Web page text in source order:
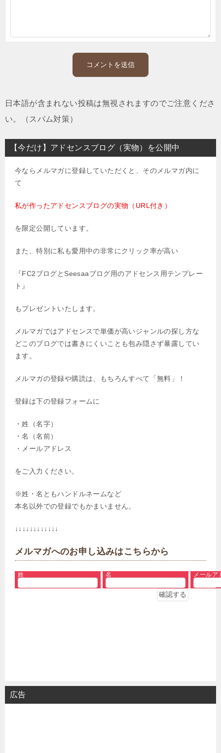
日本語が含まれない投稿は無視されますのでご注意くださ
い。（スパム対策）
【今だけ】アドセンスブログ（実物）を公開中
今ならメルマガに登録していただくと、そのメルマガ内に
て
私が作ったアドセンスブログの実物（URL付き）
を限定公開しています。
また、特別に私も愛用中の非常にクリック率が高い
『FC2ブログとSeesaaブログ用のアドセンス用テンプレー
ト』
もプレゼントいたします。
メルマガではアドセンスで単価が高いジャンルの探し方な
どこのブログでは書きにくいことも包み隠さず暴露してい
ます。
メルマガの登録や購読は、もちろんすべて「無料」！
登録は下の登録フォームに
・姓（名字）
・名（名前）
・メールアドレス
をご入力ください。
※姓・名ともハンドルネームなど
本名以外での登録でもかまいません。
↓↓↓↓↓↓↓↓↓↓↓↓
メルマガへのお申し込みはこちらから
姓 名 メールア
広告